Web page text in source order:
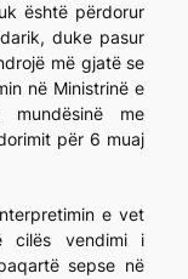
është përdorur
duke pasur
më gjatë se
në Ministrinë e
me
për 6 muaj
e vet
cilës vendimi i
sepse në